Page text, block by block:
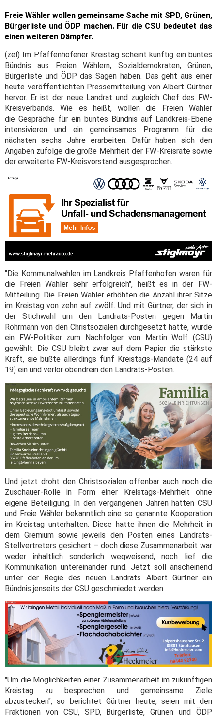
Freie Wähler wollen gemeinsame Sache mit SPD, Grünen,
Bürgerliste und ÖDP machen. Für die CSU bedeutet das
einen weiteren Dämpfer.
(zel) Im Pfaffenhofener Kreistag scheint künftig ein buntes
Bündnis aus Freien Wählern, Sozialdemokraten, Grünen,
Bürgerliste und ÖDP das Sagen haben. Das geht aus einer
heute veröffentlichten Pressemitteilung von Albert Gürtner
hervor. Er ist der neue Landrat und zugleich Chef des FW-
Kreisverbands. Wie es heißt, wollen die Freien Wähler
die Gespräche für ein buntes Bündnis auf Landkreis-Ebene
intensivieren und ein gemeinsames Programm für die
nächsten sechs Jahre erarbeiten. Dafür haben sich den
Angaben zufolge die große Mehrheit der FW-Kreisräte sowie
der erweiterte FW-Kreisvorstand ausgesprochen.
"Die Kommunalwahlen im Landkreis Pfaffenhofen waren für
die Freien Wähler sehr erfolgreich", heißt es in der FW-
Mitteilung. Die Freien Wähler erhöhten die Anzahl ihrer Sitze
im Kreistag von zehn auf zwölf. Und mit Gürtner, der sich in
der Stichwahl um den Landrats-Posten gegen Martin
Rohrmann von den Christsozialen durchgesetzt hatte, wurde
ein FW-Politiker zum Nachfolger von Martin Wolf (CSU)
gewählt. Die CSU bleibt zwar auf dem Papier die stärkste
Kraft, sie büßte allerdings fünf Kreistags-Mandate (24 auf
19) ein und verlor obendrein den Landrats-Posten.
Und jetzt droht den Christsozialen offenbar auch noch die
Zuschauer-Rolle in Form einer Kreistags-Mehrheit ohne
eigene Beteiligung. In den vergangenen Jahren hatten CSU
und Freie Wähler bekanntlich eine so genannte Kooperation
im Kreistag unterhalten. Diese hatte ihnen die Mehrheit in
dem Gremium sowie jeweils den Posten eines Landrats-
Stellvertreters gesichert – doch diese Zusammenarbeit war
weder inhaltlich sonderlich wegweisend, noch lief die
Kommunikation untereinander rund. Jetzt soll anscheinend
unter der Regie des neuen Landrats Albert Gürtner ein
Bündnis jenseits der CSU geschmiedet werden.
"Um die Möglichkeiten einer Zusammenarbeit im zukünftigen
Kreistag zu besprechen und gemeinsame Ziele
abzustecken", so berichtet Gürtner heute, seien mit den
Fraktionen von CSU, SPD, Bürgerliste, Grünen und ÖDP